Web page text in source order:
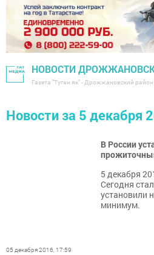
НОВОСТИ
Газета "Туган як" - Дрожжановский район
Новости за 5 декабря
В России
5 декабря
Сегодня
установили
минимум.
05 декабря 2016, 17:59